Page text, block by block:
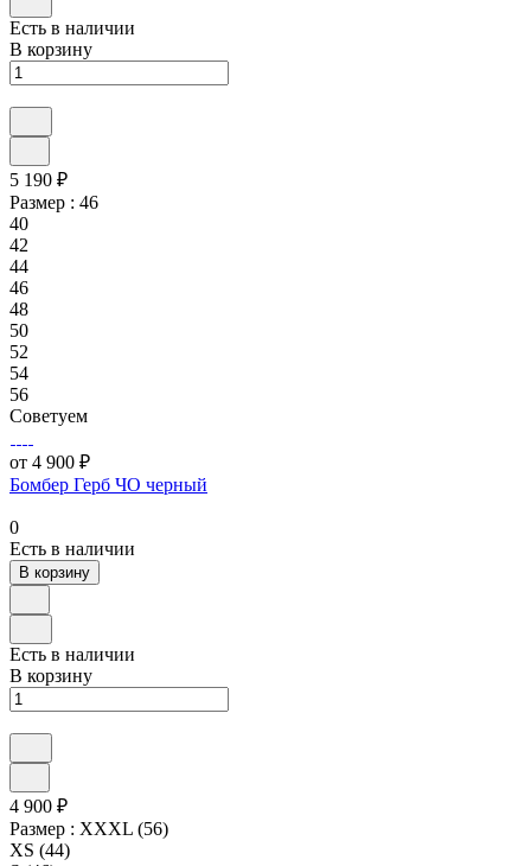
Есть в наличии
В корзину
5 190 ₽
Размер : 46
40
42
44
46
48
50
52
54
56
Советуем
от 4 900 ₽
Бомбер Герб ЧО черный
0
Есть в наличии
В корзину
Есть в наличии
В корзину
4 900 ₽
Размер : XXXL (56)
XS (44)